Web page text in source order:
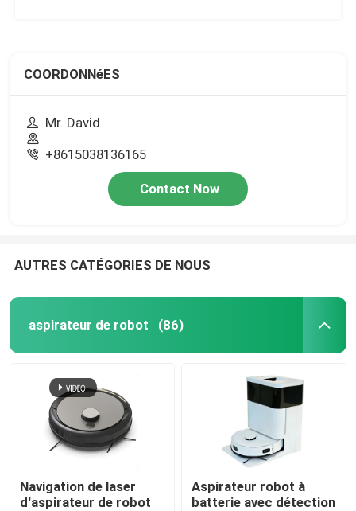
COORDONNéES
Mr. David
+8615038136165
Contact Now
AUTRES CATÉGORIES DE NOUS
aspirateur de robot (86)
Navigation de laser
d'aspirateur de robot
Aspirateur robot à
batterie avec détection